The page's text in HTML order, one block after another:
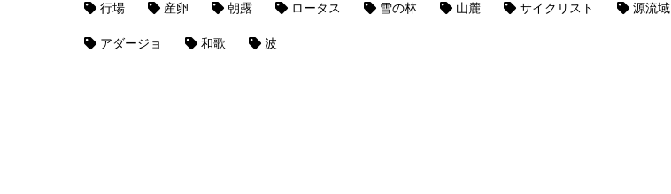
行場 産卵 朝露 ロータス 雪の林 山麓 サイクリスト 源流域
アダージョ 和歌 波